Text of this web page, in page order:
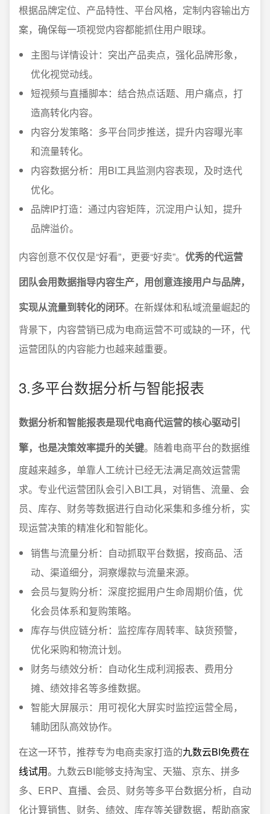
根据品牌定位、产品特性、平台风格，定制内容输出方
案，确保每一项视觉内容都能抓住用户眼球。
主图与详情设计：突出产品卖点，强化品牌形象，
优化视觉动线。
短视频与直播脚本：结合热点话题、用户痛点，打
造高转化内容。
内容分发策略：多平台同步推送，提升内容曝光率
和流量转化。
内容数据分析：用BI工具监测内容表现，及时迭代
优化。
品牌IP打造：通过内容矩阵，沉淀用户认知，提升
品牌溢价。
内容创意不仅仅是“好看”，更要“好卖”。 优秀的代运营
团队会用数据指导内容生产，用创意连接用户与品牌，
实现从流量到转化的闭环。在新媒体和私域流量崛起的
背景下，内容营销已成为电商运营不可或缺的一环，代
运营团队的内容能力也越来越重要。
3.多平台数据分析与智能报表
数据分析和智能报表是现代电商代运营的核心驱动引
擎，也是决策效率提升的关键。随着电商平台的数据维
度越来越多，单靠人工统计已经无法满足高效运营需
求。专业代运营团队会引入BI工具，对销售、流量、会
员、库存、财务等数据进行自动化采集和多维分析，实
现运营决策的精准化和智能化。
销售与流量分析：自动抓取平台数据，按商品、活
动、渠道细分，洞察爆款与流量来源。
会员与复购分析：深度挖掘用户生命周期价值，优
化会员体系和复购策略。
库存与供应链分析：监控库存周转率、缺货预警，
优化采购和物流计划。
财务与绩效分析：自动化生成利润报表、费用分
摊、绩效排名等多维数据。
智能大屏展示：用可视化大屏实时监控运营全局，
辅助团队高效协作。
在这一环节，推荐专为电商卖家打造的九数云BI免费在
线试用。九数云BI能够支持淘宝、天猫、京东、拼多
多、ERP、直播、会员、财务等多平台数据分析，自动
化计算销售、财务、绩效、库存等关键数据，帮助商家